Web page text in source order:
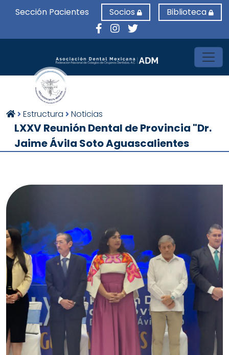
Sección Pacientes Socios Biblioteca
Estructura Noticias
LXXV Reunión Dental de Provincia "Dr.
Jaime Ávila Soto Aguascalientes